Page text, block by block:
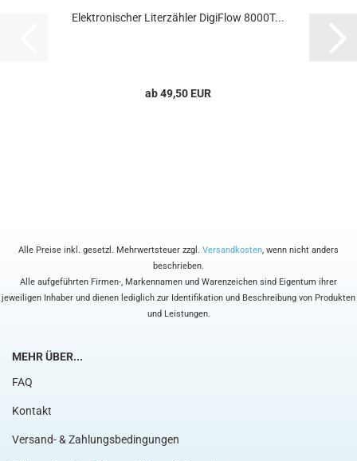
Elektronischer Literzähler DigiFlow 8000T...
ab 49,50 EUR
Alle Preise inkl. gesetzl. Mehrwertsteuer zzgl. Versandkosten, wenn nicht anders
beschrieben.
Alle aufgeführten Firmen-, Markennamen und Warenzeichen sind Eigentum ihrer
jeweiligen Inhaber und dienen lediglich zur Identifikation und Beschreibung von Produkten
und Leistungen.
MEHR ÜBER...
FAQ
Kontakt
Versand- & Zahlungsbedingungen